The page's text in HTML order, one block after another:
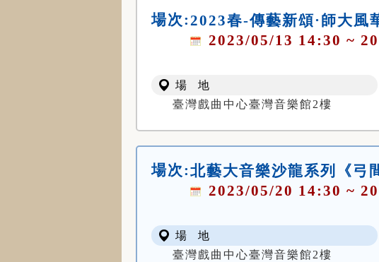
場次:2023春-傳藝新頌·師大風
2023/05/13 14:30 ~
場 地
臺灣戲曲中心臺灣音樂館2樓
場次:北藝大音樂沙龍系列《弓
2023/05/20 14:30 ~
場 地
臺灣戲曲中心臺灣音樂館2樓